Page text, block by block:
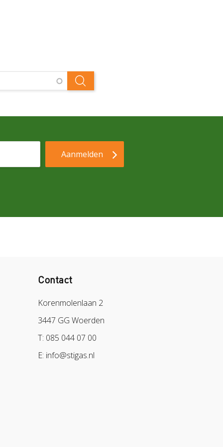
Aanmelden
Contact
Korenmolenlaan 2
3447 GG Woerden
T: 085 044 07 00
E: info@stigas.nl